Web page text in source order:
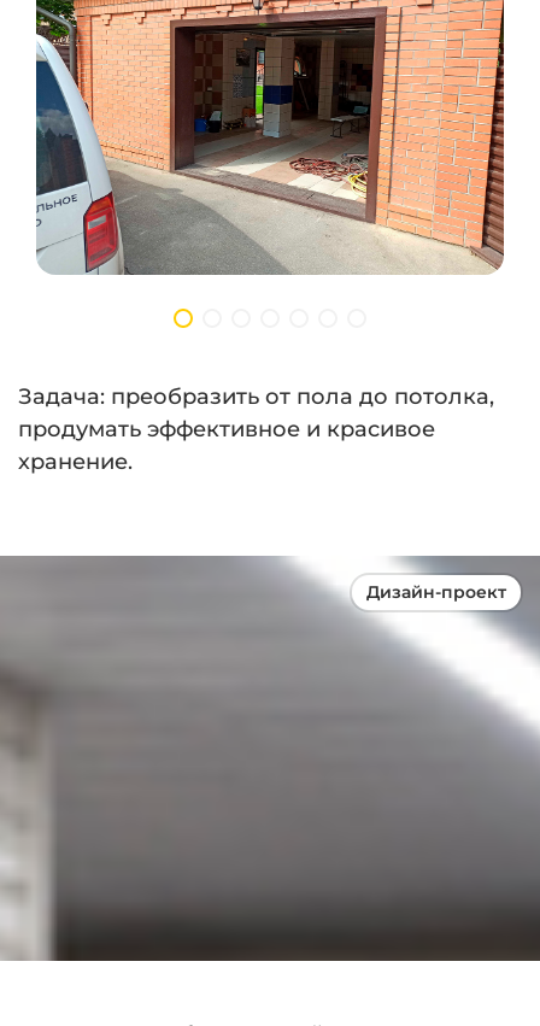
Задача: преобразить от пола до потолка,
продумать эффективное и красивое
хранение.
Дизайн-проект